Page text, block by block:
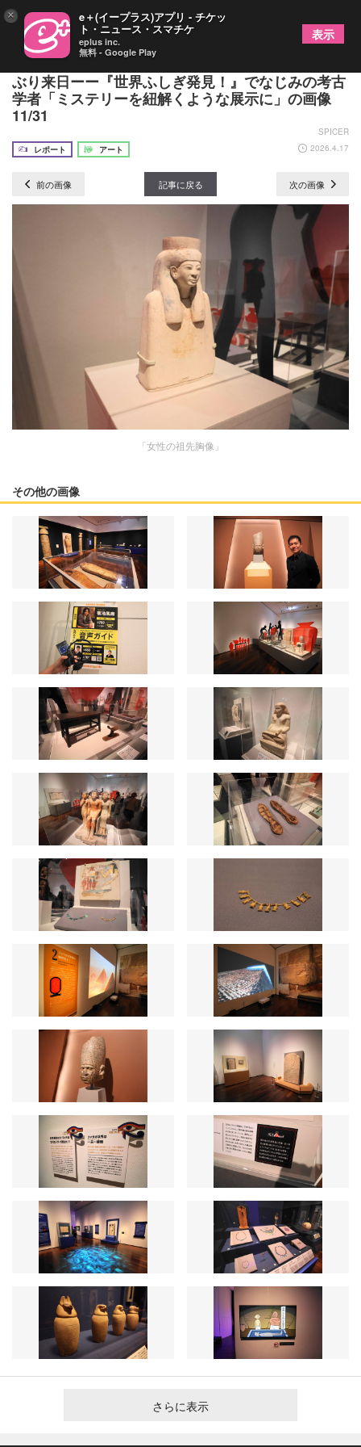
『特別展 古代エジプト』最古の巨像の一部が40年
ぶり来日ーー『世界ふしぎ発見！』でなじみの考古
学者「ミステリーを紐解くような展示に」の画像
11/31
SPICER
レポート
アート 2026.4.17
前の画像 記事に戻る 次の画像
「女性の祖先胸像」
その他の画像
さらに表示
× e＋(イープラス)アプリ - チケッ
ト・ニュース・スマチケ
eplus inc.
無料 - Google Play
表示